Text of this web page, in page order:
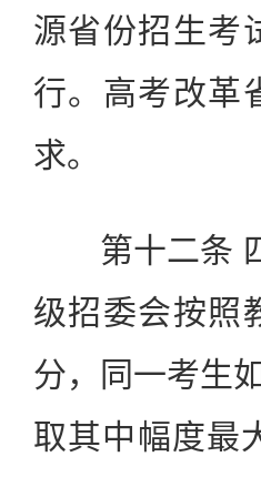
源省份招生考
行。高考改革
求。
第十二条 四
级招委会按照
分，同一考生
取其中幅度最